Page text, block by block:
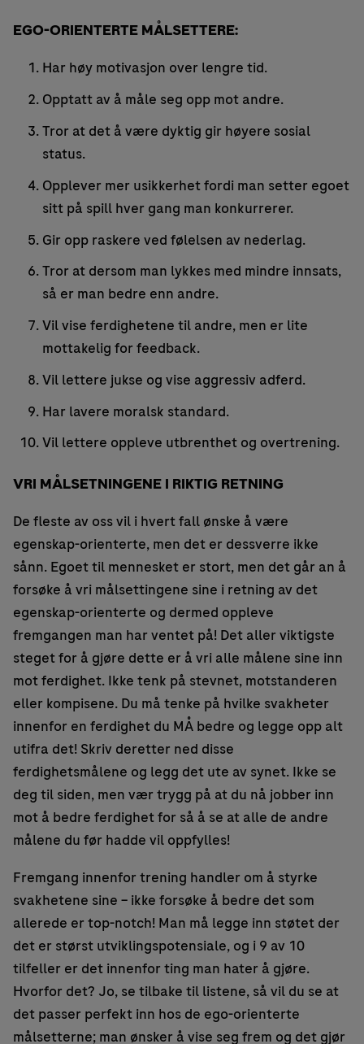
EGO-ORIENTERTE MÅLSETTERE:
Har høy motivasjon over lengre tid.
Opptatt av å måle seg opp mot andre.
Tror at det å være dyktig gir høyere sosial
status.
Opplever mer usikkerhet fordi man setter egoet
sitt på spill hver gang man konkurrerer.
Gir opp raskere ved følelsen av nederlag.
Tror at dersom man lykkes med mindre innsats,
så er man bedre enn andre.
Vil vise ferdighetene til andre, men er lite
mottakelig for feedback.
Vil lettere jukse og vise aggressiv adferd.
Har lavere moralsk standard.
Vil lettere oppleve utbrenthet og overtrening.
VRI MÅLSETNINGENE I RIKTIG RETNING
De fleste av oss vil i hvert fall ønske å være
egenskap-orienterte, men det er dessverre ikke
sånn. Egoet til mennesket er stort, men det går an å
forsøke å vri målsettingene sine i retning av det
egenskap-orienterte og dermed oppleve
fremgangen man har ventet på! Det aller viktigste
steget for å gjøre dette er å vri alle målene sine inn
mot ferdighet. Ikke tenk på stevnet, motstanderen
eller kompisene. Du må tenke på hvilke svakheter
innenfor en ferdighet du MÅ bedre og legge opp alt
utifra det! Skriv deretter ned disse
ferdighetsmålene og legg det ute av synet. Ikke se
deg til siden, men vær trygg på at du nå jobber inn
mot å bedre ferdighet for så å se at alle de andre
målene du før hadde vil oppfylles!
Fremgang innenfor trening handler om å styrke
svakhetene sine – ikke forsøke å bedre det som
allerede er top-notch! Man må legge inn støtet der
det er størst utviklingspotensiale, og i 9 av 10
tilfeller er det innenfor ting man hater å gjøre.
Hvorfor det? Jo, se tilbake til listene, så vil du se at
det passer perfekt inn hos de ego-orienterte
målsetterne; man ønsker å vise seg frem og det gjør